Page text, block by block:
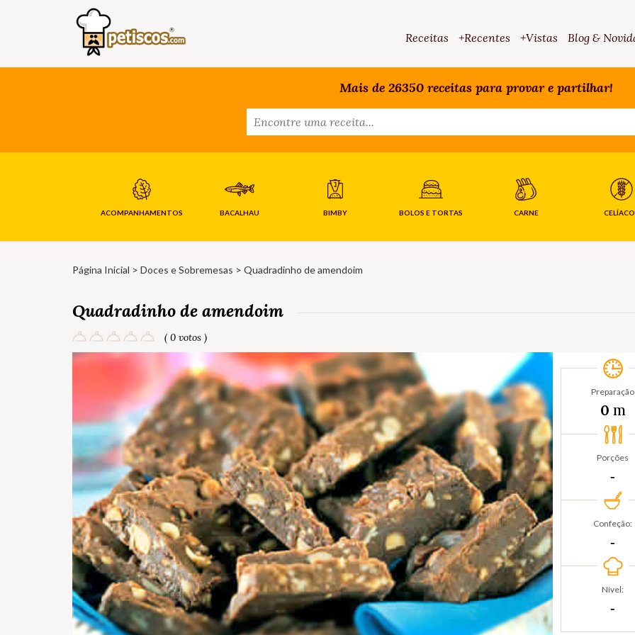
Receitas +Recentes +Vistas Blog &
Mais de 26350 receitas para provar e partilhar!
ACOMPANHAMENTOS BACALHAU BIMBY BOLOS E TORTAS CARNE
Página Inicial > Doces e Sobremesas > Quadradinho de amendoim
Quadradinho de amendoim
( 0 votos )
Preparação
0 m
Porções
‐
Confeção:
‐
Nível:
‐